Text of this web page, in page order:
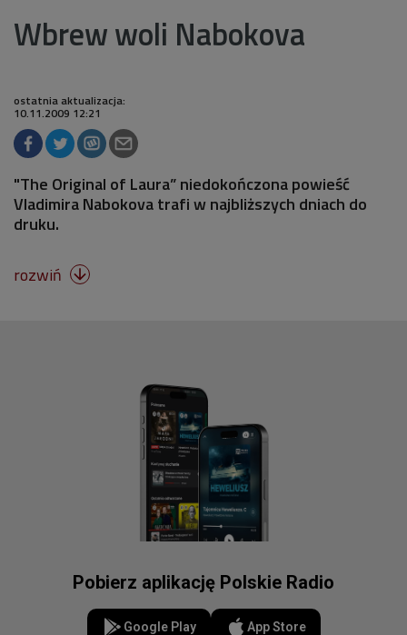
Wbrew woli Nabokova
ostatnia aktualizacja:
10.11.2009 12:21
"The Original of Laura” niedokończona powieść
Vladimira Nabokova trafi w najbliższych dniach do
druku.
rozwiń 
Pobierz aplikację Polskie Radio
Google Play App Store